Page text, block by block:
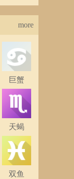
more
巨蟹
天蝎
双鱼